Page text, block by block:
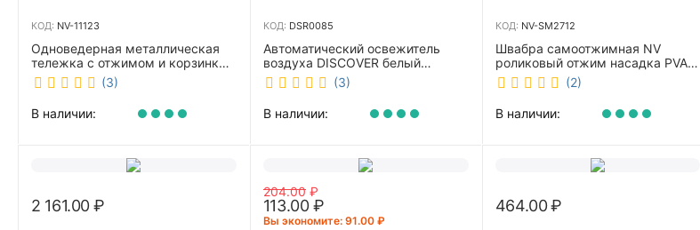
КОД: NV-11123
Одноведерная металлическая
тележка с отжимом и корзинкой
под химию NV 23 л NV-11123
(3)
В наличии:
КОД: DSR0085
Автоматический освежитель
воздуха DISCOVER белый
DSR0085
(3)
В наличии:
КОД: NV-SM2712
Швабра самоотжимная NV
роликовый отжим насадка PVA
27 см телескопическая рукоятка
70-125 см NV-SM2712
(2)
В наличии:
2 161.00₽
204.00 ₽
113.00 ₽
Вы экономите: 91.00 ₽
464.00₽